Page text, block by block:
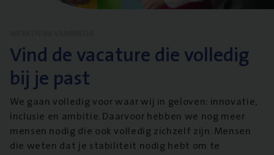
Vind de vacature die volledig
bij je past
We gaan volledig voor waar wij in geloven: innovatie,
inclusie en ambitie. Daarvoor hebben we nog meer
mensen nodig die ook volledig zichzelf zijn. Mensen
die weten dat je stabiliteit nodig hebt om te